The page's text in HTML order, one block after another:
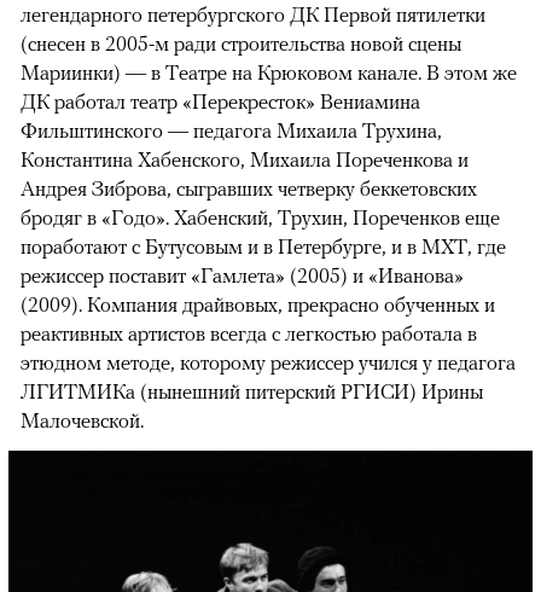
легендарного петербургского ДК Первой пятилетки
(снесен в 2005-м ради строительства новой сцены
Мариинки) — в Театре на Крюковом канале. В этом же
ДК работал театр «Перекресток» Вениамина
Фильштинского — педагога Михаила Трухина,
Константина Хабенского, Михаила Пореченкова и
Андрея Зиброва, сыгравших четверку беккетовских
бродяг в «Годо». Хабенский, Трухин, Пореченков еще
поработают с Бутусовым и в Петербурге, и в МХТ, где
режиссер поставит «Гамлета» (2005) и «Иванова»
(2009). Компания драйвовых, прекрасно обученных и
реактивных артистов всегда с легкостью работала в
этюдном методе, которому режиссер учился у педагога
ЛГИТМИКа (нынешний питерский РГИСИ) Ирины
Малочевской.